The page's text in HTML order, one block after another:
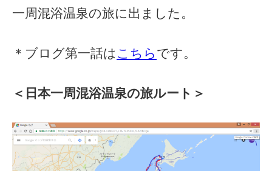
一周混浴温泉の旅に出ました。
＊ブログ第一話は こちら です。
＜日本一周混浴温泉の旅ルート＞